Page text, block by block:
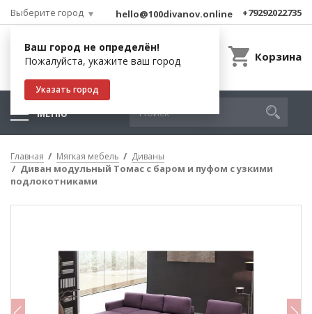
Выберите город
Ваш город не определён!
Пожалуйста, укажите ваш город
Указать город
hello@100divanov.online +79292022735
Корзина
МЕНЮ
Главная Мягкая мебель Диваны
Диван модульный Томас с баром и пуфом с узкими
подлокотниками